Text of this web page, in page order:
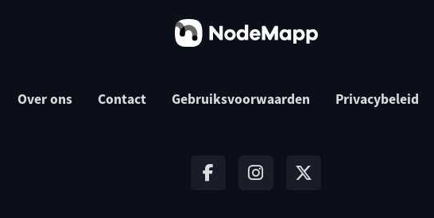
Over ons Contact Gebruiksvoorwaarden Privacybeleid